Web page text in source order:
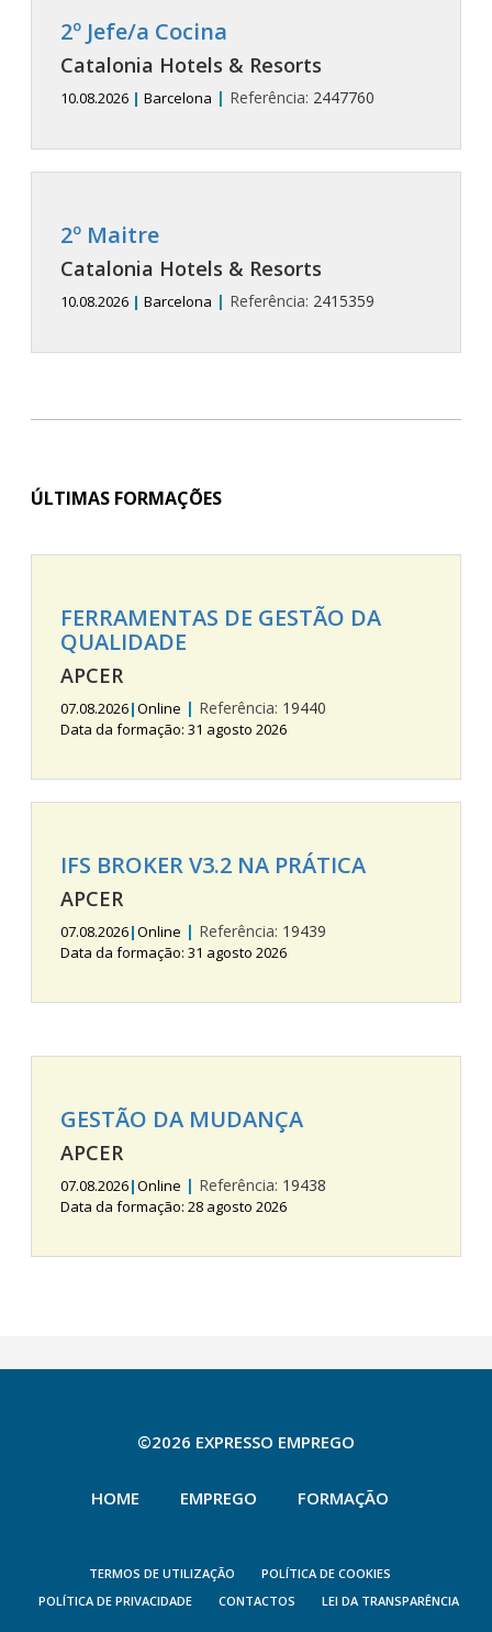
2º Jefe/a Cocina
Catalonia Hotels & Resorts
10.08.2026 | Barcelona | Referência: 2447760
2º Maitre
Catalonia Hotels & Resorts
10.08.2026 | Barcelona | Referência: 2415359
ÚLTIMAS FORMAÇÕES
FERRAMENTAS DE GESTÃO DA
QUALIDADE
APCER
07.08.2026|Online | Referência: 19440
Data da formação: 31 agosto 2026
IFS BROKER V3.2 NA PRÁTICA
APCER
07.08.2026|Online | Referência: 19439
Data da formação: 31 agosto 2026
GESTÃO DA MUDANÇA
APCER
07.08.2026|Online | Referência: 19438
Data da formação: 28 agosto 2026
©2026 EXPRESSO EMPREGO
HOME EMPREGO FORMAÇÃO
TERMOS DE UTILIZAÇÃO
POLÍTICA DE COOKIES
POLÍTICA DE PRIVACIDADE
CONTACTOS LEI DA TRANSPARÊNCIA